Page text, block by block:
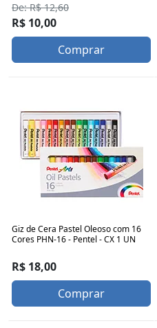
De: R$ 12,60
R$ 10,00
Comprar
Giz de Cera Pastel Oleoso com 16
Cores PHN-16 - Pentel - CX 1 UN
R$ 18,00
Comprar